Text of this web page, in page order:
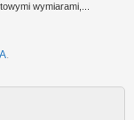
wymiarami,...
.